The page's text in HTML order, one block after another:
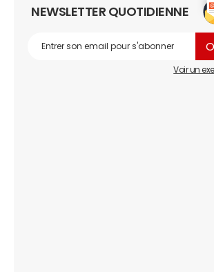
NEWSLETTER QUOTIDIENNE
Voir un